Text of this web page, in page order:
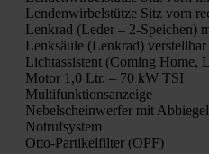
Len­den­wir­bel­stüt­ze Sitz vorn
Lenk­rad (Leder – 2‑Speichen)
Lenk­säu­le (Lenk­rad)
Licht­as­sis­tent (Coming Home,
Motor 1,0 Ltr. – 70 kW TSI
Mul­ti­funk­ti­ons­an­zei­ge
Nebel­schein­wer­fer mit
Not­ruf­sys­tem
Otto-Par­ti­kel­fil­ter (OPF)